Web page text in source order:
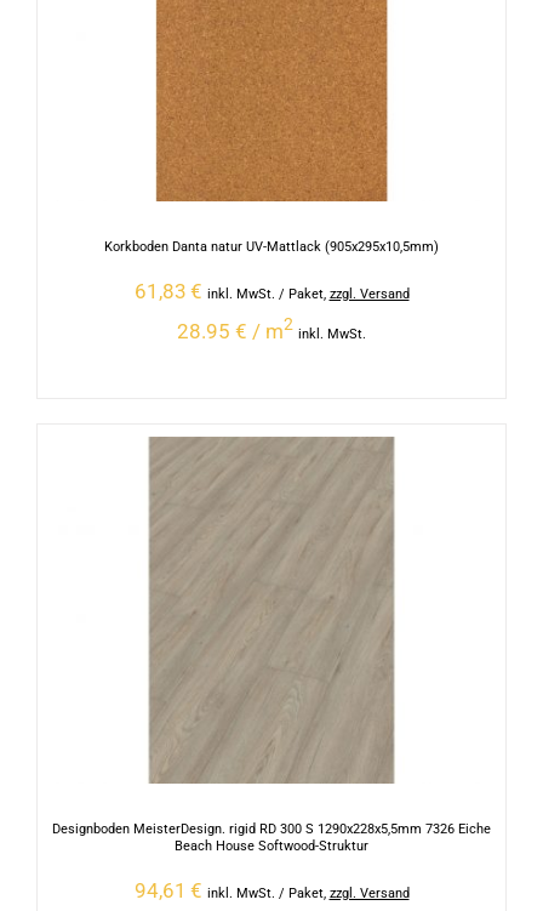
Korkboden Danta natur UV-Mattlack (905x295x10,5mm)
61,83 € inkl. MwSt. / Paket, zzgl. Versand
28.95 € / m2
inkl. MwSt.
Designboden MeisterDesign. rigid RD 300 S 1290x228x5,5mm 7326 Eiche
Beach House Softwood-Struktur
94,61 € inkl. MwSt. / Paket, zzgl. Versand